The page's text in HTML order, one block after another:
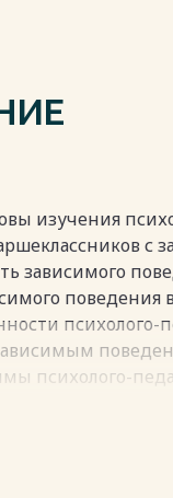
изучения
зависимого
поведения
психолого-
психолого-
и